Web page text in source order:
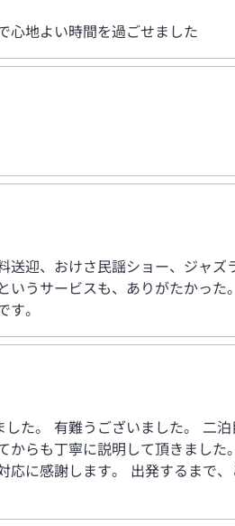
心地よい時間を過ごせました
送迎、おけさ民謡ショー、ジャズ
いうサービスも、ありがたかった
。
た。 有難うございました。 二
らも丁寧に説明して頂きました
に感謝します。 出発するまで、